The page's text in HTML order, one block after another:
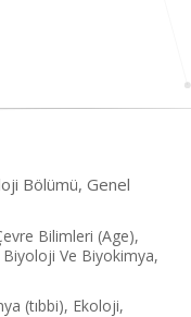
Bölümü, Genel
Bilimleri (Age),
Ve Biyokimya,
(tıbbi), Ekoloji,